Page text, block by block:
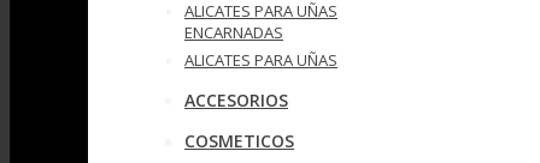
ALICATES PARA UÑAS
ENCARNADAS
ALICATES PARA UÑAS
ACCESORIOS
COSMETICOS